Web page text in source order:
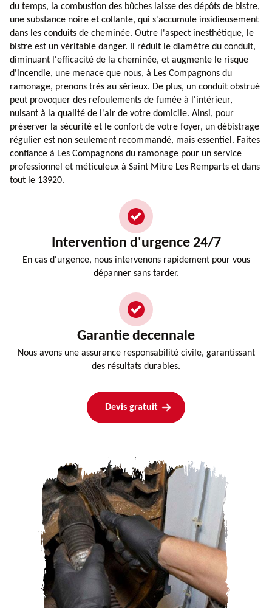
du temps, la combustion des bûches laisse des dépôts de bistre,
une substance noire et collante, qui s'accumule insidieusement
dans les conduits de cheminée. Outre l'aspect inesthétique, le
bistre est un véritable danger. Il réduit le diamètre du conduit,
diminuant l'efficacité de la cheminée, et augmente le risque
d'incendie, une menace que nous, à Les Compagnons du
ramonage, prenons très au sérieux. De plus, un conduit obstrué
peut provoquer des refoulements de fumée à l'intérieur,
nuisant à la qualité de l'air de votre domicile. Ainsi, pour
préserver la sécurité et le confort de votre foyer, un débistrage
régulier est non seulement recommandé, mais essentiel. Faites
confiance à Les Compagnons du ramonage pour un service
professionnel et méticuleux à Saint Mitre Les Remparts et dans
tout le 13920.
Intervention d'urgence 24/7
En cas d'urgence, nous intervenons rapidement pour vous
dépanner sans tarder.
Garantie decennale
Nous avons une assurance responsabilité civile, garantissant
des résultats durables.
Devis gratuit